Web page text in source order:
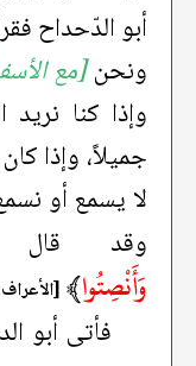
أبو الدّحداح
ونحن[مع
وإذا كنا
جميلاً، وإذا
لا يسمع أو
وقد قال
وَأَنْصِتُوا﴾ [الأعراف:
فأتى أبو